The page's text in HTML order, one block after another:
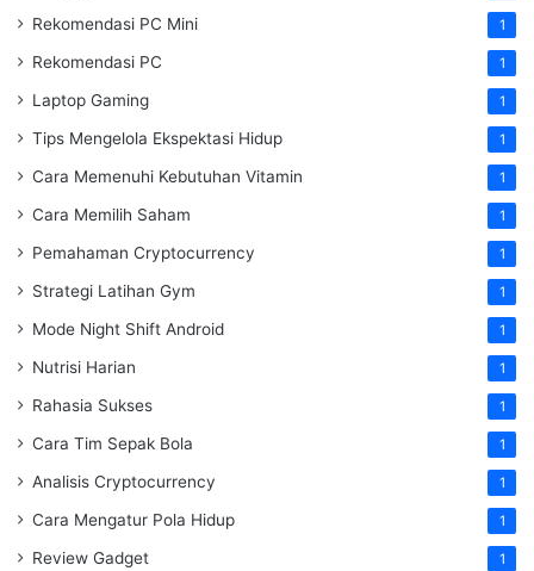
Rekomendasi PC Mini 1
Rekomendasi PC 1
Laptop Gaming 1
Tips Mengelola Ekspektasi Hidup 1
Cara Memenuhi Kebutuhan Vitamin 1
Cara Memilih Saham 1
Pemahaman Cryptocurrency 1
Strategi Latihan Gym 1
Mode Night Shift Android 1
Nutrisi Harian 1
Rahasia Sukses 1
Cara Tim Sepak Bola 1
Analisis Cryptocurrency 1
Cara Mengatur Pola Hidup 1
Review Gadget 1